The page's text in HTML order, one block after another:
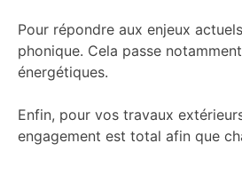
Pour répondre aux enjeux
phonique. Cela passe
énergétiques.
Enfin, pour vos travaux
engagement est total afin que